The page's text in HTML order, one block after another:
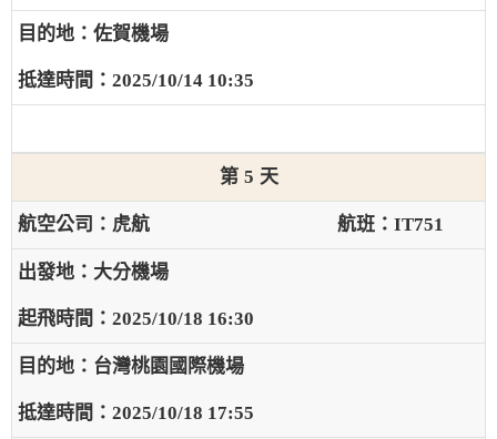
佐賀機場
2025/10/14 10:35
5
虎航 IT751
大分機場
2025/10/18 16:30
台灣桃園國際機場
2025/10/18 17:55